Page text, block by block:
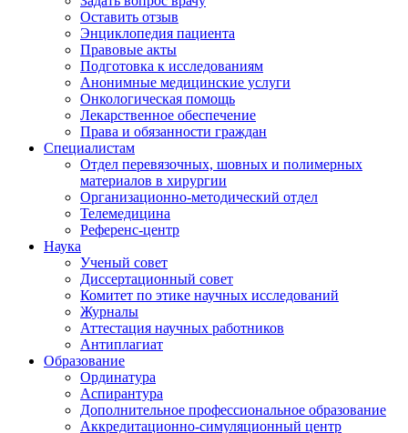
Оставить отзыв
Энциклопедия пациента
Правовые акты
Подготовка к исследованиям
Анонимные медицинские услуги
Онкологическая помощь
Лекарственное обеспечение
Права и обязанности граждан
Специалистам
Отдел перевязочных, шовных и полимерных
материалов в хирургии
Организационно-методический отдел
Телемедицина
Референс-центр
Наука
Ученый совет
Диссертационный совет
Комитет по этике научных исследований
Журналы
Аттестация научных работников
Антиплагиат
Образование
Ординатура
Аспирантура
Дополнительное профессиональное образование
Аккредитационно-симуляционный центр